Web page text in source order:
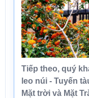
Tiếp theo, quý
leo núi - Tuyến
Mặt trời và Mặt